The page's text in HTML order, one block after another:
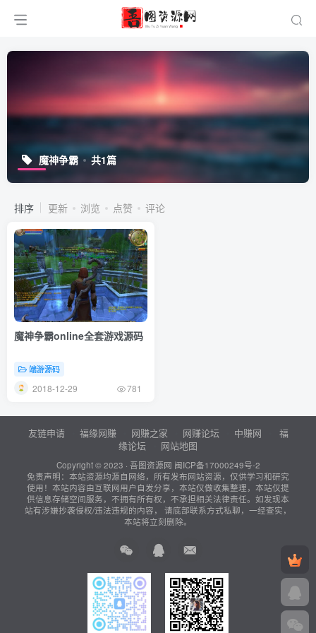
魔神争霸 共1篇
排序 更新 浏览 点赞 评论
魔神争霸online全套游戏源码
端游源码
2018-12-29 781
友链申请 福缘网赚 网赚之家 网赚论坛 中赚网
福
缘论坛
网站地图
Copyright © 2023 · 吾图资源网 闽ICP备17000249号-2
免责声明：本站资源均源自网络，所有发布网站资源，仅供学习和研究
使用！本站内容由互联网用户自发分享，本站仅做收集整理，本站仅提
供信息存储空间服务，不拥有所有权，不承担相关法律责任。如发现本
站有涉嫌抄袭侵权/违法违规的内容， 请底部联系方式私聊，一经查实，
本站将立刻删除。